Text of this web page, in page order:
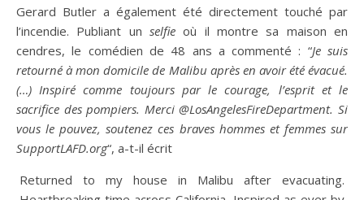
Gerard Butler a également été directement touché par
l’incendie. Publiant un selfie où il montre sa maison en
cendres, le comédien de 48 ans a commenté : “Je suis
retourné à mon domicile de Malibu après en avoir été évacué.
(…)Inspiré comme toujours par le courage, l’esprit et le
sacrifice des pompiers. Merci @LosAngelesFireDepartment. Si
vous le pouvez, soutenez ces braves hommes et femmes sur
SupportLAFD.org“, a-t-il écrit
Returned to my house in Malibu after evacuating.